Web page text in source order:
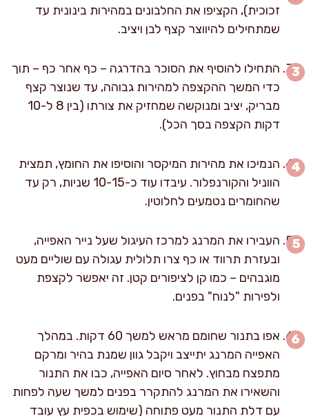
זכוכית), הקציפו את החלבונים במהירות בינונית עד
שמתחילים להיווצר קצף לבן ויציב.
התחילו להוסיף את הסוכר בהדרגה – כף אחר כף – תוך
כדי המשך ההקצפה למהירות גבוהה, עד שנוצר קצף
מבריק, יציב ומנוקשה שמחזיק את צורתו (בין 8 ל-10
דקות הקצפה בסך הכל).
הנמיכו את מהירות המיקסר והוסיפו את החומץ, תמצית
הווניל והקורנפלור. עיבדו עוד כ-10-15 שניות, רק עד
שהחומרים נטמעים לחלוטין.
העבירו את המרנג למרכז העיגול שעל נייר האפייה,
ובעזרת תרווד או כף צרו תלולית עגולה עם שוליים מעט
מוגבהים – כמו קן לציפורים קטן. זה יאפשר לקצפת
ולפירות "לנוח" בפנים.
אפו בתנור שחומם מראש למשך 60 דקות. במהלך
האפייה המרנג יתייצב ויקבל גוון שמנת בהיר ומרקם
מתפצח מבחוץ. לאחר סיום האפייה, כבו את התנור
והשאירו את המרנג להתקרר בפנים למשך שעה לפחות
עם דלת התנור מעט פתוחה (שימוש בכפית עץ עובד